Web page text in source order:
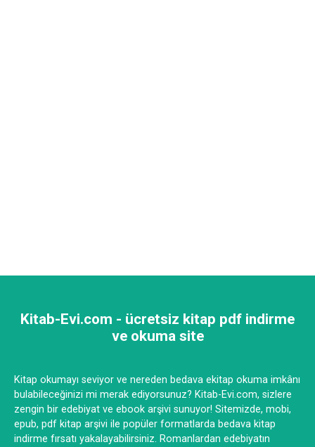
Kitab-Evi.com - ücretsiz kitap pdf indirme
ve okuma site
Kitap okumayı seviyor ve nereden bedava ekitap okuma imkânı
bulabileceğinizi mi merak ediyorsunuz? Kitab-Evi.com, sizlere
zengin bir edebiyat ve ebook arşivi sunuyor! Sitemizde, mobi,
epub, pdf kitap arşivi ile popüler formatlarda bedava kitap
indirme fırsatı yakalayabilirsiniz. Romanlardan edebiyatın